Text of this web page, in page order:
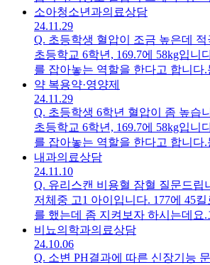
고혈압일때 신장기능 저하에 영향
소아청소년과의료상담
24.11.29
Q. 초등학생 혈압이 조금 높은데
초등학교 6학년, 169.7에 58kg입
를 잡아놓는 역할을 한다고 합니다
아 브레트라 부작용 같습니다.뼈를
료를 중단하고 고혈압 치료를 해야
0.84까지 상승하였습니다. 단, 같
육량 증가로 인해 cr수치의 상승도
소 긴 질문이지만 우리아이 처럼
약 복용약·영양제
24.11.29
Q. 초등학생 6학년 혈압이 좀 높습
초등학교 6학년, 169.7에 58kg입
를 잡아놓는 역할을 한다고 합니다
아 브레트라 부작용 같습니다.뼈를
료를 중단하고 고혈압 치료를 해야
0.84까지 상승하였습니다. 단, 같
육량 증가로 인해 cr수치의 상승도
소 긴 질문이지만 우리아이 처럼
내과의료상담
24.11.10
Q. 유리스캔 비용혈 잠혈 질문드립
저체중 고1 아이입니다. 177에 45
를 했는데 좀 지켜보자 하시는데
만 있을때, 즉 화동이 거의 없을때
이러한 점 고려하시어 전문가님의
비뇨의학과의료상담
24.10.06
Q. 소변 PH결과에 따른 신장기능